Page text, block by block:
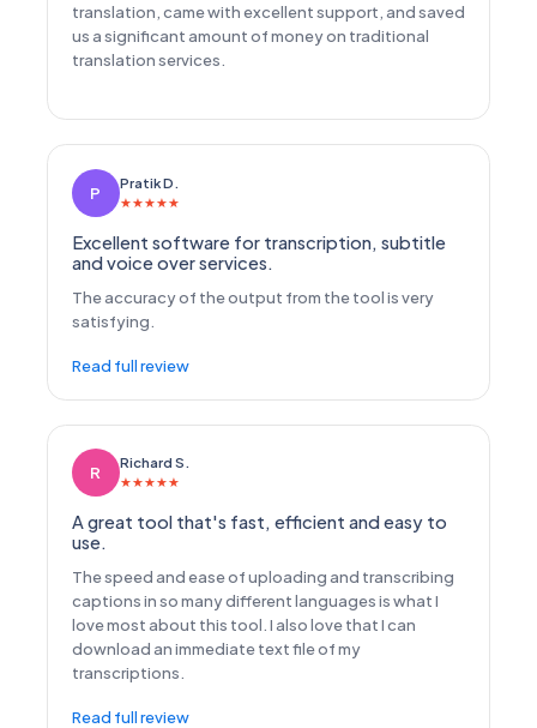
translation, came with excellent support, and saved
us a significant amount of money on traditional
translation services.
P
Pratik D.
★★★★★
Excellent software for transcription, subtitle
and voice over services.
The accuracy of the output from the tool is very
satisfying.
Read full review
R
Richard S.
★★★★★
A great tool that's fast, efficient and easy to
use.
The speed and ease of uploading and transcribing
captions in so many different languages is what I
love most about this tool. I also love that I can
download an immediate text file of my
transcriptions.
Read full review